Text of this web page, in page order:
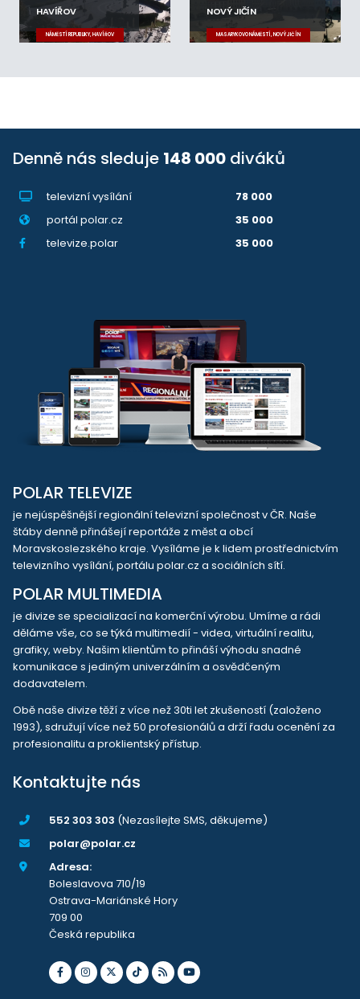
HAVÍŘOV
NÁMĚSTÍ REPUBLIKY, HAVÍŘOV
NOVÝ JIČÍN
MASARYKOVO NÁMĚSTÍ, NOVÝ JIČÍN
Denně nás sleduje 148 000 diváků
televizní vysílání
78 000
portál polar.cz
35 000
televize.polar
35 000
POLAR TELEVIZE
je nejúspěšnější regionální televizní společnost v ČR. Naše
štáby denně přinášejí reportáže z měst a obcí
Moravskoslezského kraje. Vysíláme je k lidem prostřednictvím
televizního vysílání, portálu polar.cz a sociálních sítí.
POLAR MULTIMEDIA
je divize se specializací na komerční výrobu. Umíme a rádi
děláme vše, co se týká multimedií - videa, virtuální realitu,
grafiky, weby. Našim klientům to přináší výhodu snadné
komunikace s jediným univerzálním a osvědčeným
dodavatelem.
Obě naše divize těží z více než 30ti let zkušeností (založeno
1993), sdružují více než 50 profesionálů a drží řadu ocenění za
profesionalitu a proklientský přístup.
Kontaktujte nás
552 303 303 (Nezasílejte SMS, děkujeme)
polar@polar.cz
Adresa:
Boleslavova 710/19
Ostrava-Mariánské Hory
709 00
Česká republika